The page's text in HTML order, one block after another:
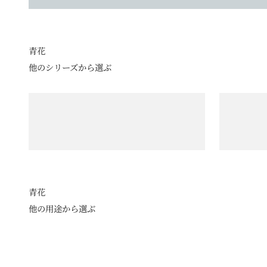
他のシリーズから選ぶ
青花
他の用途から選ぶ